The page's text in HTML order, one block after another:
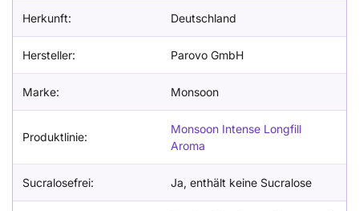
Herkunft: Deutschland
Hersteller: Parovo GmbH
Marke: Monsoon
Produktlinie:
Monsoon Intense Longfill
Aroma
Sucralosefrei: Ja, enthält keine Sucralose